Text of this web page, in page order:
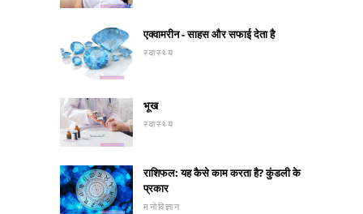
एक्वामरीन - साहस और सफाई देता है
स्वास्थ्य
भूख
स्वास्थ्य
राशिफल: यह कैसे काम करता है? कुंडली के
प्रकार
मनोविज्ञान